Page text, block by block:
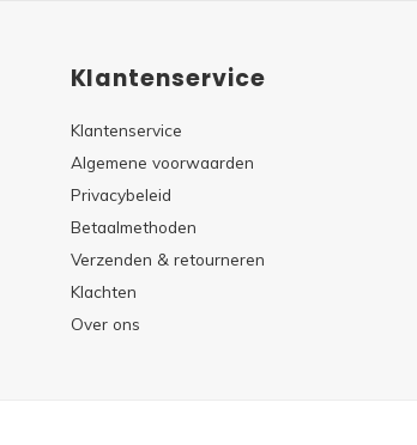
Klantenservice
Klantenservice
Algemene voorwaarden
Privacybeleid
Betaalmethoden
Verzenden & retourneren
Klachten
Over ons